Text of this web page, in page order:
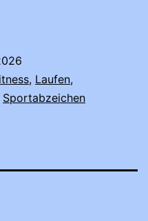
, Laufen,
Sportabzeichen